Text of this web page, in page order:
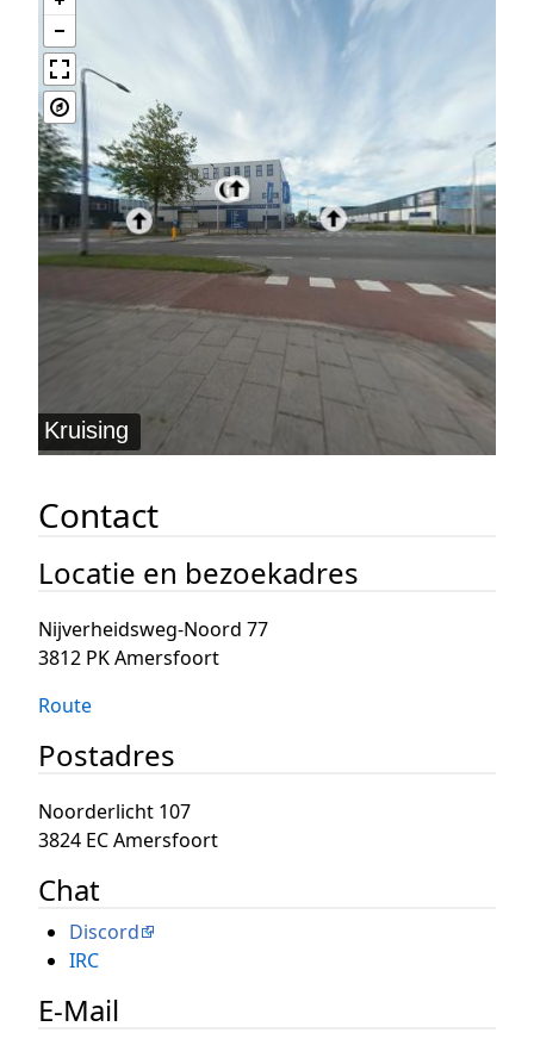
Contact
Locatie en bezoekadres
Nijverheidsweg-Noord 77
3812 PK Amersfoort
Route
Postadres
Noorderlicht 107
3824 EC Amersfoort
Chat
Discord
IRC
E-Mail